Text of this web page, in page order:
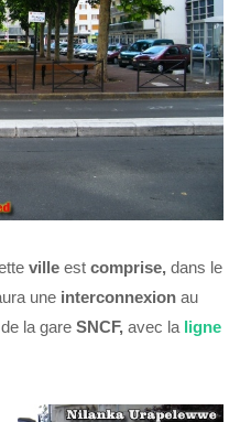
ville est comprise, dans le
une interconnexion au
la gare SNCF, avec la ligne